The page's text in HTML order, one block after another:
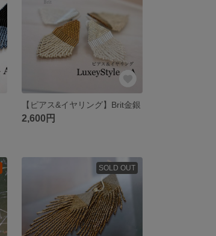
【ピアス&イヤリング】Brit金銀
2,600円
SOLD OUT